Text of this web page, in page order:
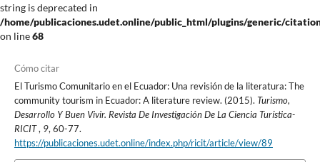
string is deprecated in
/home/publicaciones.udet.online/public_html/plugins/generic/
on line68
Cómo citar
El Turismo Comunitario en el Ecuador: Una revisión de la literatura: The
community tourism in Ecuador: A literature review. (2015). Turismo,
Desarrollo Y Buen Vivir. Revista De Investigación De La Ciencia Turística-
RICIT, 9, 60-77.
https://publicaciones.udet.online/index.php/ricit/article/view/89